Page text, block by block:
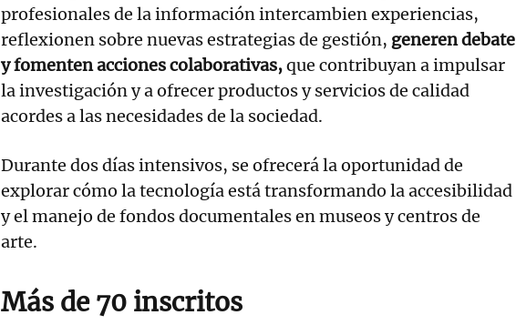
profesionales de la información intercambien experiencias,
reflexionen sobre nuevas estrategias de gestión, generen debate
y fomenten acciones colaborativas,que contribuyan a impulsar
la investigación y a ofrecer productos y servicios de calidad
acordes a las necesidades de la sociedad.
Durante dos días intensivos, se ofrecerá la oportunidad de
explorar cómo la tecnología está transformando la accesibilidad
y el manejo de fondos documentales en museos y centros de
arte.
Más de 70 inscritos